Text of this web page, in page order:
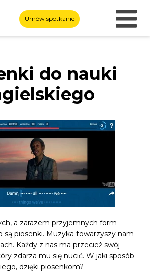
Umów spotkanie
do nauki
a zarazem przyjemnych form
są piosenki. Muzyka towarzyszy nam
Każdy z nas ma przecież swój
zdarza mu się nucić. W jaki sposób
dzięki piosenkom?